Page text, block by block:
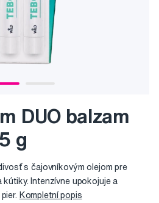
DUO balzam
g
s čajovníkovým olejom pre
Intenzívne upokojuje a
Kompletní popis